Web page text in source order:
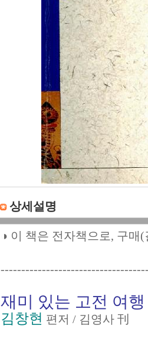
상세설명
◑ 이 책은 전자책으로, 구매
재미 있는 고전 여
김창현 편저 / 김영사 刊